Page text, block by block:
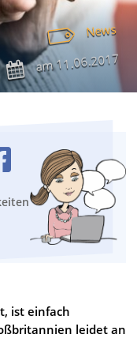
News
am11.06.2017
ist einfach
leidet an